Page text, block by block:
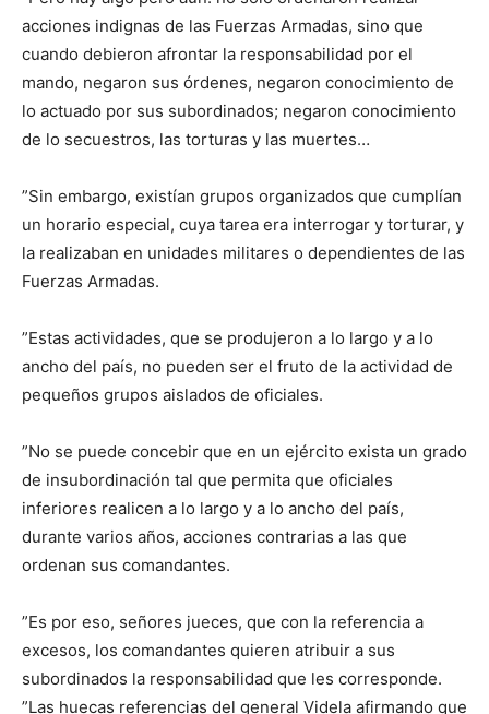
acciones indignas de las Fuerzas Armadas, sino que
cuando debieron afrontar la responsabilidad por el
mando, negaron sus órdenes, negaron conocimiento de
lo actuado por sus subordinados; negaron conocimiento
de lo secuestros, las torturas y las muertes…
”Sin embargo, existían grupos organizados que cumplían
un horario especial, cuya tarea era interrogar y torturar, y
la realizaban en unidades militares o dependientes de las
Fuerzas Armadas.
”Estas actividades, que se produjeron a lo largo y a lo
ancho del país, no pueden ser el fruto de la actividad de
pequeños grupos aislados de oficiales.
”No se puede concebir que en un ejército exista un grado
de insubordinación tal que permita que oficiales
inferiores realicen a lo largo y a lo ancho del país,
durante varios años, acciones contrarias a las que
ordenan sus comandantes.
”Es por eso, señores jueces, que con la referencia a
excesos, los comandantes quieren atribuir a sus
subordinados la responsabilidad que les corresponde.
”Las huecas referencias del general Videla afirmando que